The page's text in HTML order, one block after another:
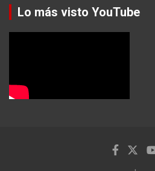
Lo más visto YouTube